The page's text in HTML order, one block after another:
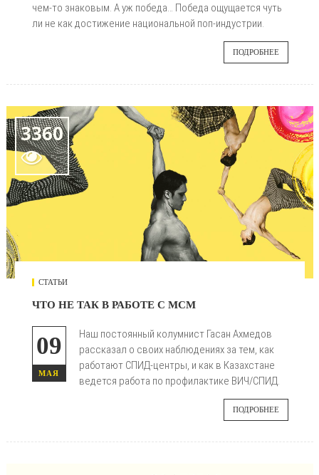
чем-то знаковым. А уж победа… Победа ощущается чуть
ли не как достижение национальной поп-индустрии.
ПОДРОБНЕЕ
3360

СТАТЬИ
ЧТО НЕ ТАК В РАБОТЕ С МСМ
09
МАЯ
Наш постоянный колумнист Гасан Ахмедов
рассказал о своих наблюдениях за тем, как
работают СПИД-центры, и как в Казахстане
ведется работа по профилактике ВИЧ/СПИД.
ПОДРОБНЕЕ